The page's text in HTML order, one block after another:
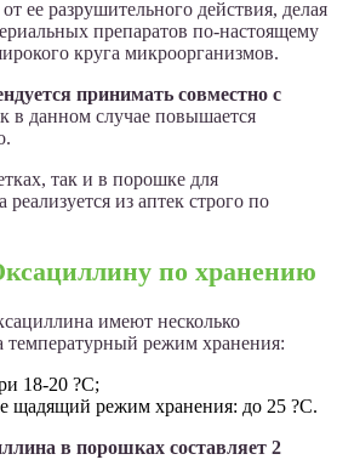
ее разрушительного действия, делая
препаратов по-настоящему
круга микроорганизмов.
принимать совместно с
в данном случае повышается
так и в порошке для
реализуется из аптек строго по
по хранению
имеют несколько
температурный режим хранения:
18-20 ?С;
щадящий режим хранения: до 25 ?С.
в порошках составляет 2